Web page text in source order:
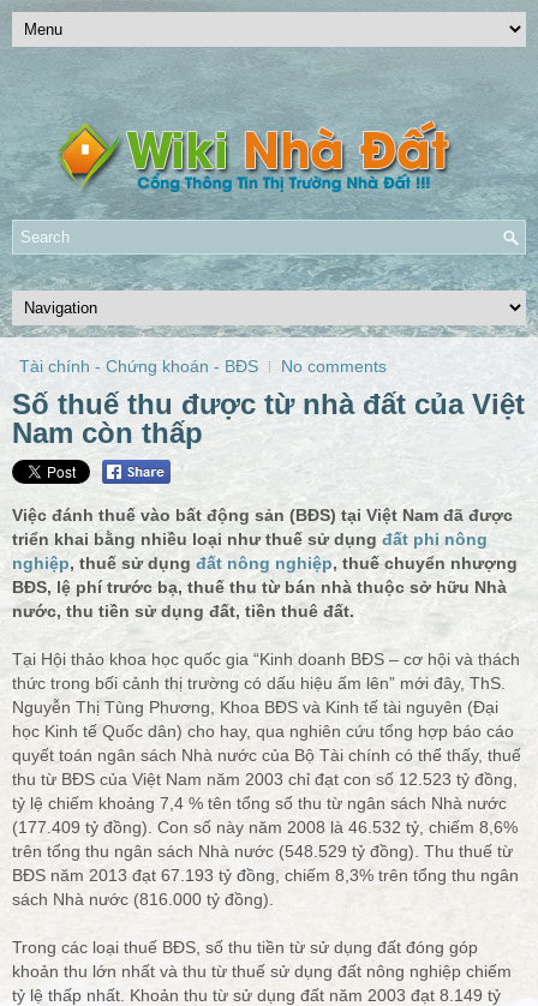
Tài chính - Chứng khoán - BĐS No comments
Số thuế thu được từ nhà đất của Việt
Nam còn thấp
Việc đánh thuế vào bất động sản (BĐS) tại Việt Nam đã được
triển khai bằng nhiều loại như thuế sử dụng đất phi nông
nghiệp, thuế sử dụng đất nông nghiệp, thuế chuyển nhượng
BĐS, lệ phí trước bạ, thuế thu từ bán nhà thuộc sở hữu Nhà
nước, thu tiền sử dụng đất, tiền thuê đất.
Tại Hội thảo khoa học quốc gia “Kinh doanh BĐS – cơ hội và thách
thức trong bối cảnh thị trường có dấu hiệu ấm lên” mới đây, ThS.
Nguyễn Thị Tùng Phương, Khoa BĐS và Kinh tế tài nguyên (Đại
học Kinh tế Quốc dân) cho hay, qua nghiên cứu tổng hợp báo cáo
quyết toán ngân sách Nhà nước của Bộ Tài chính có thể thấy, thuế
thu từ BĐS của Việt Nam năm 2003 chỉ đạt con số 12.523 tỷ đồng,
tỷ lệ chiếm khoảng 7,4 % tên tổng số thu từ ngân sách Nhà nước
(177.409 tỷ đồng). Con số này năm 2008 là 46.532 tỷ, chiếm 8,6%
trên tổng thu ngân sách Nhà nước (548.529 tỷ đồng). Thu thuế từ
BĐS năm 2013 đạt 67.193 tỷ đồng, chiếm 8,3% trên tổng thu ngân
sách Nhà nước (816.000 tỷ đồng).
Trong các loại thuế BĐS, số thu tiền từ sử dụng đất đóng góp
khoản thu lớn nhất và thu từ thuế sử dụng đất nông nghiệp chiếm
tỷ lệ thấp nhất. Khoản thu từ sử dụng đất năm 2003 đạt 8.149 tỷ